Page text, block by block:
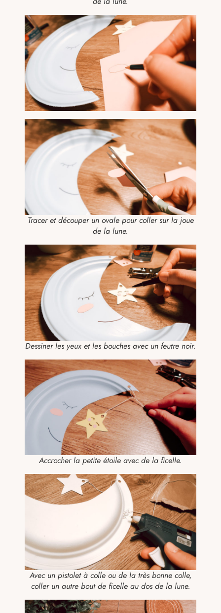
Tracer et découper un ovale pour coller sur la joue
de la lune.
Dessiner les yeux et les bouches avec un feutre noir.
Accrocher la petite étoile avec de la ficelle.
Avec un pistolet à colle ou de la très bonne colle,
coller un autre bout de ficelle au dos de la lune.